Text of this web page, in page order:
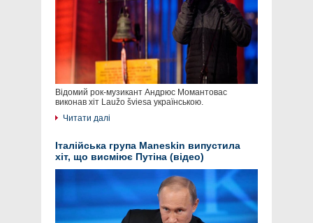
Відомий рок-музикант Андрюс Момантовас
виконав хіт Laužo šviesa українською.
Читати далі
Італійська група Maneskin випустила
хіт, що висміює Путіна (відео)